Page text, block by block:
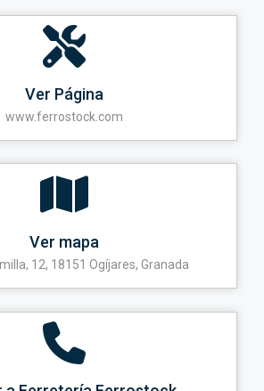
Ver Página
www.ferrostock.com
Ver mapa
12, 18151 Ogíjares, Granada